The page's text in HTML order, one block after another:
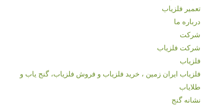
تعمیر فلزیاب
درباره ما
شرکت
شرکت فلزیاب
فلزیاب
فلزیاب ایران زمین ، خرید فلزیاب و فروش فلزیاب، گنج یاب و
طلایاب
نشانه گنج